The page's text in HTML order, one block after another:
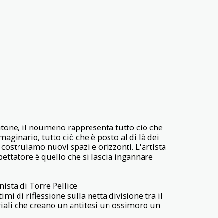
il noumeno rappresenta tutto ciò che
tutto ciò che è posto al di là dei
nuovi spazi e orizzonti. L'artista
è quello che si lascia ingannare
di Torre Pellice
di riflessione sulla netta divisione tra il
che creano un antitesi un ossimoro un